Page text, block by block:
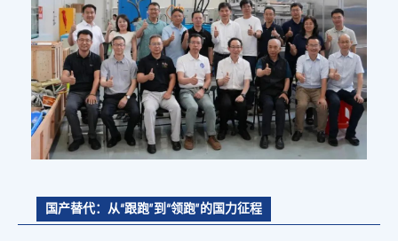
国产替代：从“跟跑”到“领跑”的国力征程